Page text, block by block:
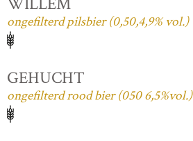
ongefilterd pilsbier (0,50,4,9% vol.)
GEHUCHT
ongefilterd rood bier (050 6,5%vol.)